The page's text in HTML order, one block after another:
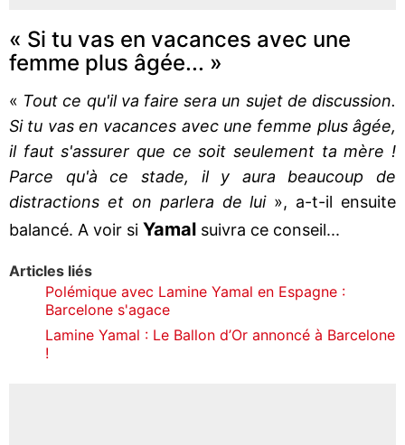
« Si tu vas en vacances avec une
femme plus âgée... »
« Tout ce qu'il va faire sera un sujet de discussion.
Si tu vas en vacances avec une femme plus âgée,
il faut s'assurer que ce soit seulement ta mère !
Parce qu'à ce stade, il y aura beaucoup de
distractions et on parlera de lui», a-t-il ensuite
balancé. A voir si Yamal suivra ce conseil...
Articles liés
Polémique avec Lamine Yamal en Espagne :
Barcelone s'agace
Lamine Yamal : Le Ballon d’Or annoncé à Barcelone
!